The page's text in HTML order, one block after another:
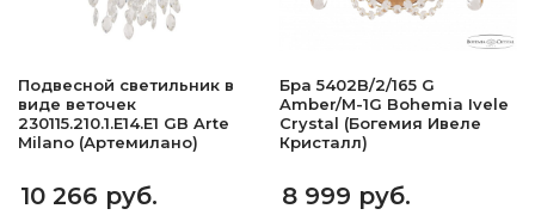
Подвесной светильник в
виде веточек
230115.210.1.E14.E1 GB Arte
Milano (Артемилано)
10 266 руб.
Бра 5402B/2/165 G
Amber/M-1G Bohemia Ivele
Crystal (Богемия Ивеле
Кристалл)
8 999 руб.